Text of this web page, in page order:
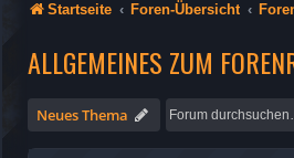
Startseite Foren-Übersicht
ALLGEMEINES ZUM
Neues Thema